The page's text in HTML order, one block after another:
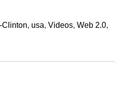
Clinton, usa, Videos, Web 2.0,